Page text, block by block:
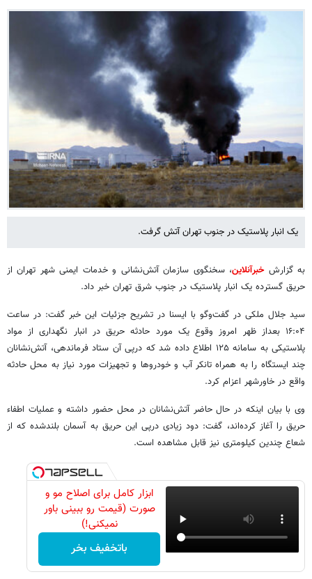
یک انبار پلاستیک در جنوب تهران آتش گرفت.
به گزارشخبرآنلاین، سخنگوی سازمان آتش‌نشانی و خدمات ایمنی شهر تهران از
حریق گسترده یک انبار پلاستیک در جنوب شرق تهران خبر داد.
سید جلال ملکی در گفت‌وگو با ایسنا در تشریح جزئیات این خبر گفت: در ساعت
۱۶:۰۴ بعداز ظهر امروز وقوع یک مورد حادثه حریق در انبار نگهداری از مواد
پلاستیکی به سامانه ۱۲۵ اطلاع داده شد که درپی آن ستاد فرماندهی، آتش‌نشانان
چند ایستگاه را به همراه تانکر آب و خودروها و تجهیزات مورد نیاز به محل حادثه
واقع در خاورشهر اعزام کرد.
وی با بیان اینکه در حال حاضر آتش‌نشانان در محل حضور داشته و عملیات اطفاء
حریق را آغاز کرده‌اند، گفت: دود زیادی درپی این حریق به آسمان بلندشده که از
شعاع چندین کیلومتری نیز قابل مشاهده است.
ابزار کامل برای اصلاح مو و
صورت (قیمت رو ببینی باور
نمیکنی!)
باتخفیف بخر